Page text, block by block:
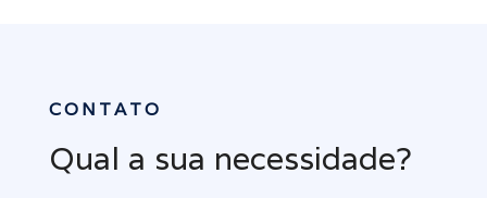
CONTATO
Qual a sua necessidade?